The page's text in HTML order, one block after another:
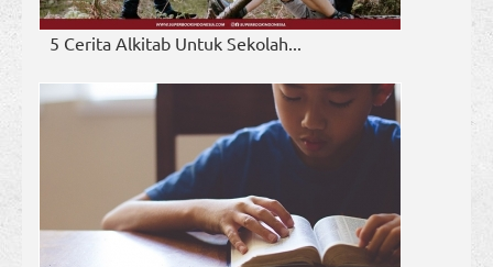
5 Cerita Alkitab Untuk Sekolah...